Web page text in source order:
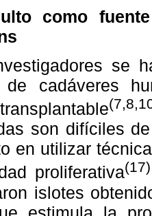
como
se
de cadáveres
son difíciles
en utilizar
proliferativa(17)
islotes